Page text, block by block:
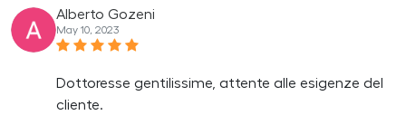
Alberto Gozeni
May 10, 2023
Dottoresse gentilissime, attente alle esigenze del
cliente.